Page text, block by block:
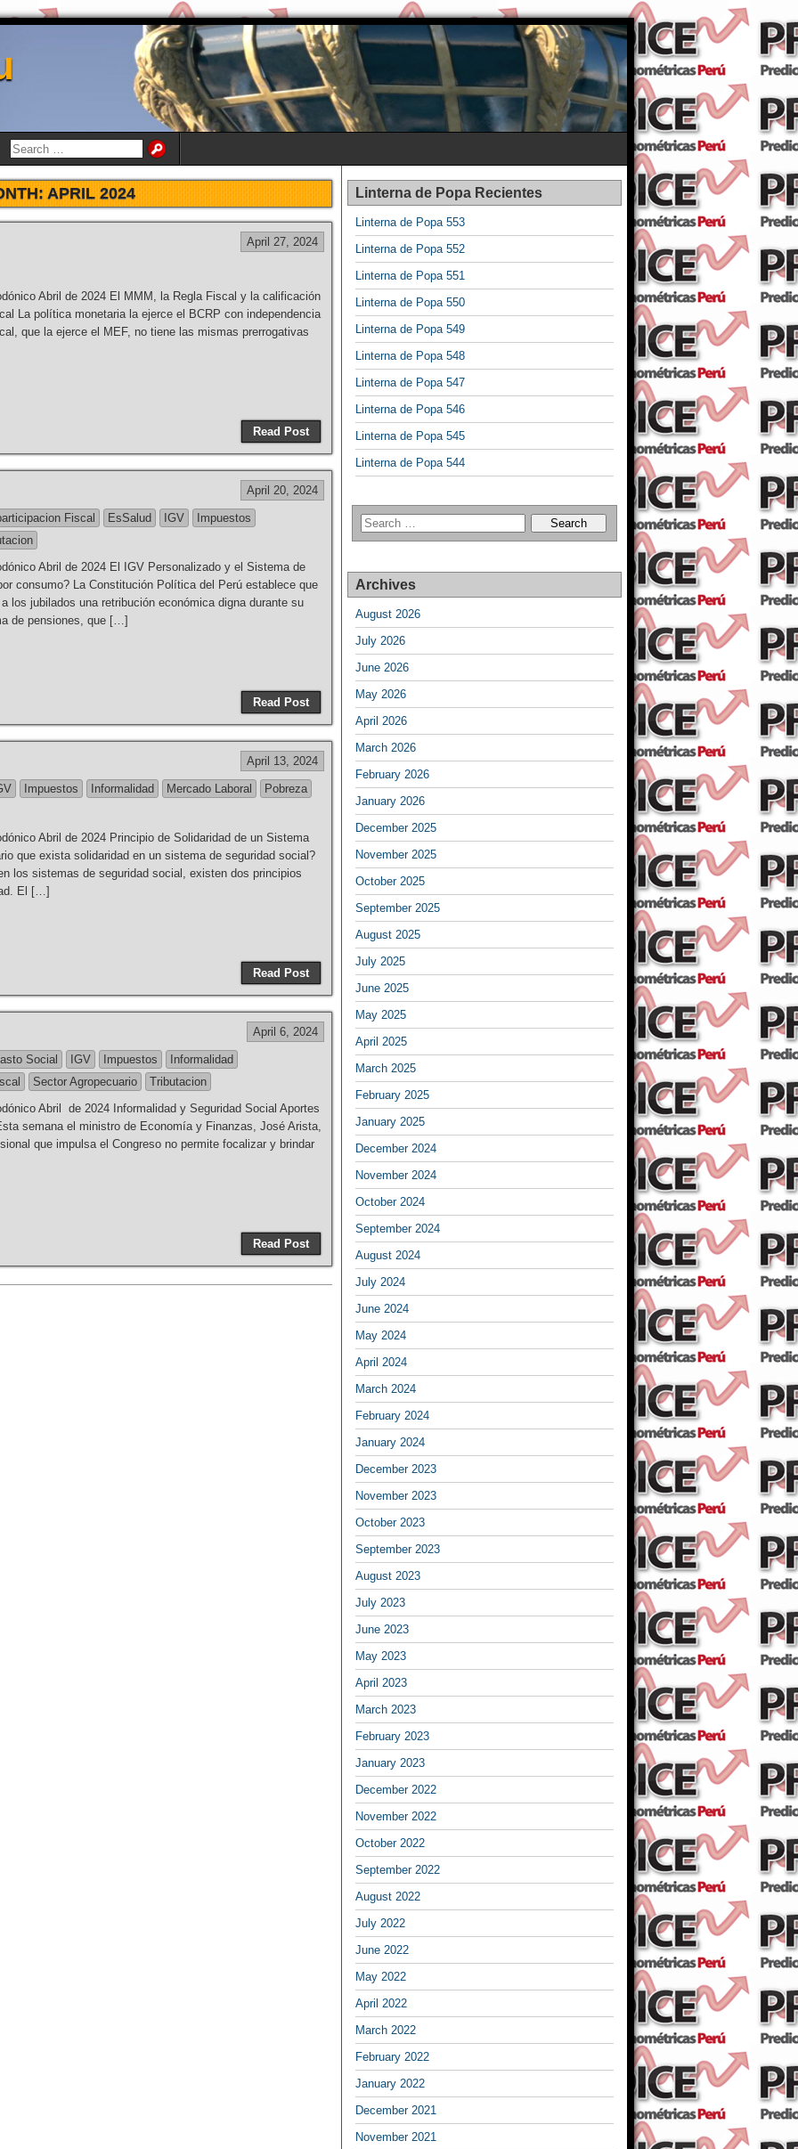
APRIL 2024
April 27, 2024
Abril de 2024 El MMM, la Regla Fiscal y la calificación
La política monetaria la ejerce el BCRP con independencia
que la ejerce el MEF, no tiene las mismas prerrogativas
Read Post
April 20, 2024
Fiscal EsSalud IGV
Impuestos
Abril de 2024 El IGV Personalizado y el Sistema de
consumo? La Constitución Política del Perú establece que
los jubilados una retribución económica digna durante su
de pensiones, que […]
Read Post
April 13, 2024
Impuestos Informalidad Mercado Laboral
Pobreza
Abril de 2024 Principio de Solidaridad de un Sistema
que exista solidaridad en un sistema de seguridad social?
los sistemas de seguridad social, existen dos principios
El […]
Read Post
April 6, 2024
Social IGV Impuestos
Informalidad
Sector Agropecuario
Tributacion
Abril de 2024 Informalidad y Seguridad Social Aportes
semana el ministro de Economía y Finanzas, José Arista,
que impulsa el Congreso no permite focalizar y brindar
Read Post
Linterna de Popa Recientes
Linterna de Popa 553
Linterna de Popa 552
Linterna de Popa 551
Linterna de Popa 550
Linterna de Popa 549
Linterna de Popa 548
Linterna de Popa 547
Linterna de Popa 546
Linterna de Popa 545
Linterna de Popa 544
Archives
August 2026
July 2026
June 2026
May 2026
April 2026
March 2026
February 2026
January 2026
December 2025
November 2025
October 2025
September 2025
August 2025
July 2025
June 2025
May 2025
April 2025
March 2025
February 2025
January 2025
December 2024
November 2024
October 2024
September 2024
August 2024
July 2024
June 2024
May 2024
April 2024
March 2024
February 2024
January 2024
December 2023
November 2023
October 2023
September 2023
August 2023
July 2023
June 2023
May 2023
April 2023
March 2023
February 2023
January 2023
December 2022
November 2022
October 2022
September 2022
August 2022
July 2022
June 2022
May 2022
April 2022
March 2022
February 2022
January 2022
December 2021
November 2021